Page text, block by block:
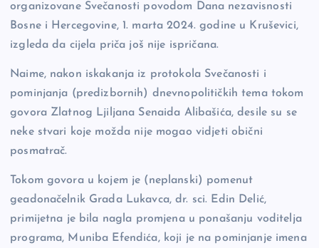
o
k
k
organizovane Svečanosti povodom Dana nezavisnosti
Bosne i Hercegovine, 1. marta 2024. godine u Kruševici,
izgleda da cijela priča još nije ispričana.
Naime, nakon iskakanja iz protokola Svečanosti i
pominjanja (predizbornih) dnevnopolitičkih tema tokom
govora Zlatnog Ljiljana Senaida Alibašića, desile su se
neke stvari koje možda nije mogao vidjeti obični
posmatrač.
Tokom govora u kojem je (neplanski) pomenut
geadonačelnik Grada Lukavca, dr. sci. Edin Delić,
primijetna je bila nagla promjena u ponašanju voditelja
programa, Muniba Efendića, koji je na pominjanje imena